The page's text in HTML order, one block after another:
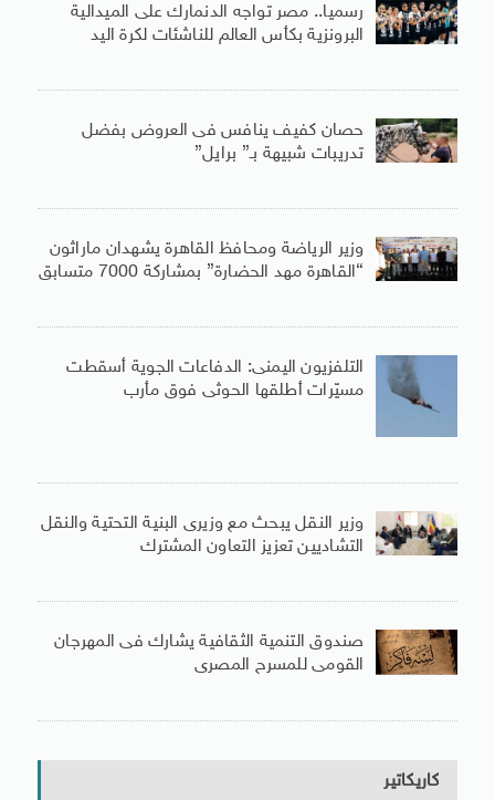
رسميا.. مصر تواجه الدنمارك على الميدالية
البرونزية بكأس العالم للناشئات لكرة اليد
حصان كفيف ينافس فى العروض بفضل
تدريبات شبيهة بـ” برايل”
وزير الرياضة ومحافظ القاهرة يشهدان ماراثون
“القاهرة مهد الحضارة” بمشاركة 7000 متسابق
التلفزيون اليمنى: الدفاعات الجوية أسقطت
مسيّرات أطلقها الحوثى فوق مأرب
وزير النقل يبحث مع وزيرى البنية التحتية والنقل
التشاديين تعزيز التعاون المشترك
صندوق التنمية الثقافية يشارك فى المهرجان
القومى للمسرح المصرى
كاريكاتير